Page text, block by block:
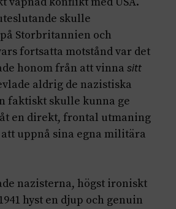
skulle
Storbritannien och
fortsatta motstånd var det
honom från att vinna sitt
aldrig de nazistiska
faktiskt skulle kunna ge
en direkt, frontal utmaning
att uppnå sina egna militära
nazisterna, högst ironiskt
hyst en djup och genuin